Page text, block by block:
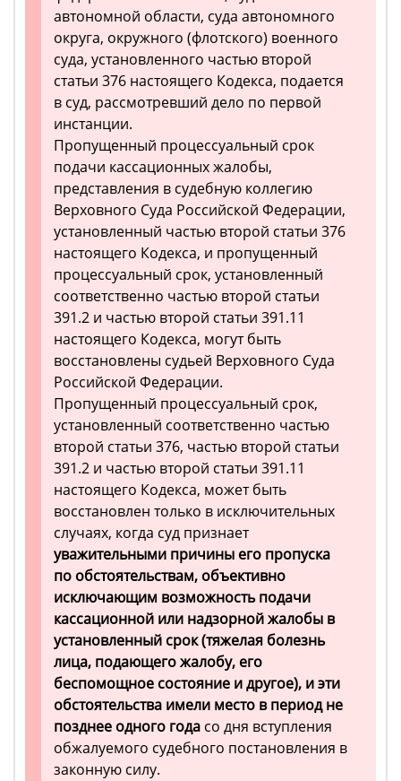
автономной области, суда автономного
округа, окружного (флотского) военного
суда, установленного частью второй
статьи 376 настоящего Кодекса, подается
в суд, рассмотревший дело по первой
инстанции.
Пропущенный процессуальный срок
подачи кассационных жалобы,
представления в судебную коллегию
Верховного Суда Российской Федерации,
установленный частью второй статьи 376
настоящего Кодекса, и пропущенный
процессуальный срок, установленный
соответственно частью второй статьи
391.2 и частью второй статьи 391.11
настоящего Кодекса, могут быть
восстановлены судьей Верховного Суда
Российской Федерации.
Пропущенный процессуальный срок,
установленный соответственно частью
второй статьи 376, частью второй статьи
391.2 и частью второй статьи 391.11
настоящего Кодекса, может быть
восстановлен только в исключительных
случаях, когда суд признает
уважительными причины его пропуска
по обстоятельствам, объективно
исключающим возможность подачи
кассационной или надзорной жалобы в
установленный срок (тяжелая болезнь
лица, подающего жалобу, его
беспомощное состояние и другое), и эти
обстоятельства имели место в период не
позднее одного года со дня вступления
обжалуемого судебного постановления в
законную силу.